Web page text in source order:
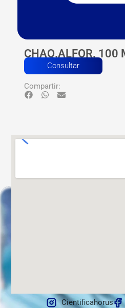
CHAQ.ALFOR. 100
Consultar
Compartir:
Cientificahorus